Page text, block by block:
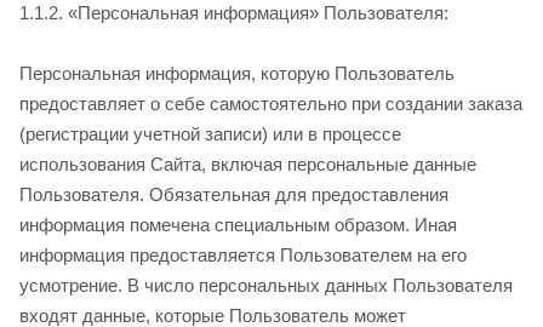
1.1.2. «Персональная информация» Пользователя:
Персональная информация, которую Пользователь
предоставляет о себе самостоятельно при создании заказа
(регистрации учетной записи) или в процессе
использования Сайта, включая персональные данные
Пользователя. Обязательная для предоставления
информация помечена специальным образом. Иная
информация предоставляется Пользователем на его
усмотрение. В число персональных данных Пользователя
входят данные, которые Пользователь может